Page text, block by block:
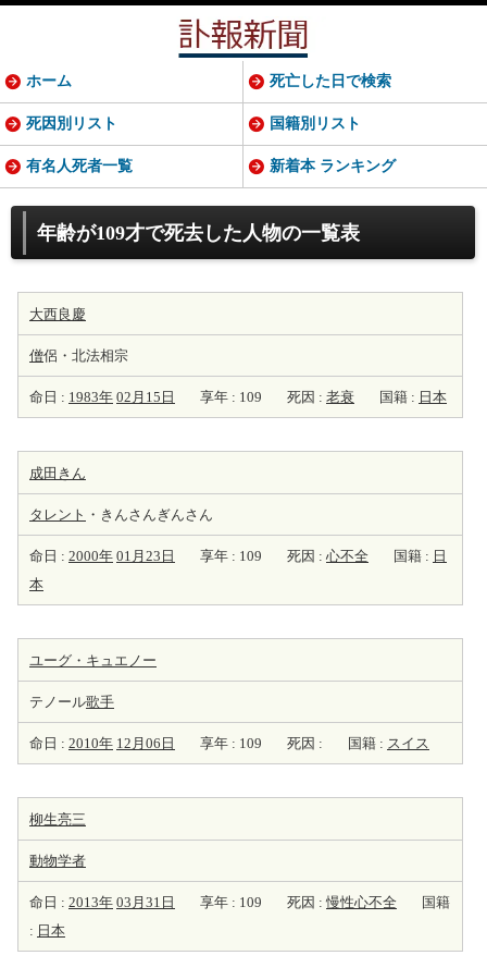
年齢が109才で死去した人物の一覧表
大西良慶
僧侶・北法相宗
命日 : 1983年 02月15日 享年 : 109 死因 : 老衰 国籍 : 日本
成田きん
タレント ・きんさんぎんさん
命日 : 2000年 01月23日 享年 : 109 死因 : 心不全 国籍 : 日
本
ユーグ・キュエノー
テノール歌手
命日 : 2010年 12月06日 享年 : 109 死因 : 国籍 : スイス
柳生亮三
動物学者
命日 : 2013年 03月31日 享年 : 109 死因 : 慢性心不全
国籍
: 日本
ホーム 死亡した日で検索
死因別リスト 国籍別リスト
有名人死者一覧 新着本 ランキング